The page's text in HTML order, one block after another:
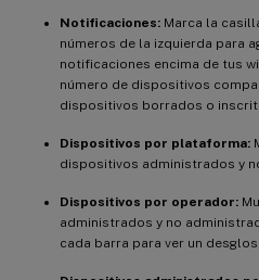
Notificaciones: Marca la
números de la izquierda para
notificaciones encima de tus
número de dispositivos
dispositivos borrados o
Dispositivos por plataforma:
dispositivos administrados y
Dispositivos por operador:
administrados y no
cada barra para ver un